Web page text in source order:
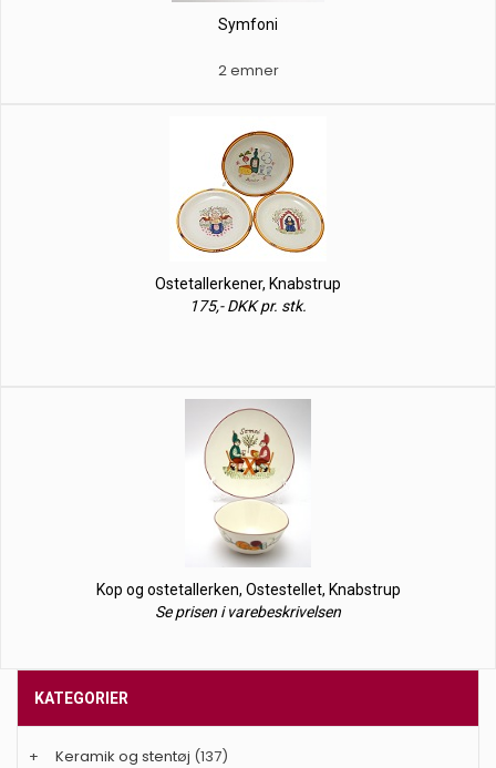
Symfoni
2 emner
Ostetallerkener, Knabstrup
175,- DKK pr. stk.
Kop og ostetallerken, Ostestellet, Knabstrup
Se prisen i varebeskrivelsen
KATEGORIER
+ Keramik og stentøj (137)